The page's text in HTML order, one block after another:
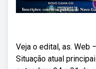
Veja o edital, as. Web
Situação atual